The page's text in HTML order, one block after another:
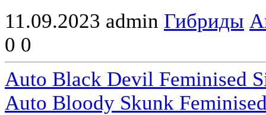
11.09.2023 admin Гибриды
0 0
Auto Black Devil Feminised
Auto Bloody Skunk